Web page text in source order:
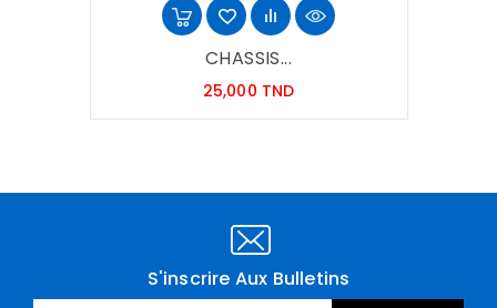
CHASSIS...
25,000 TNDPrix
S'inscrire Aux Bulletins